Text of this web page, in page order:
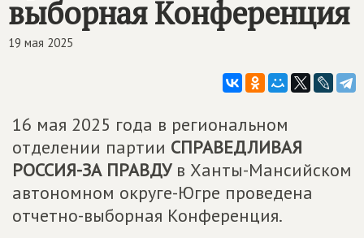
выборная Конференция
19 мая 2025
16 мая 2025 года в региональном
отделении партии СПРАВЕДЛИВАЯ
РОССИЯ-ЗА ПРАВДУв Ханты-Мансийском
автономном округе-Югре проведена
отчетно-выборная Конференция.